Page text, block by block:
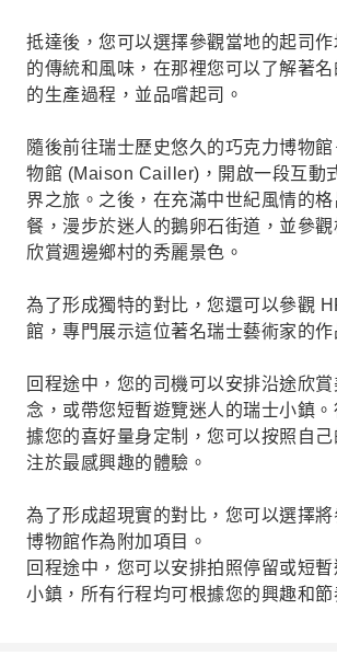
抵達後，您可以選擇參觀當地的起司
的傳統和風味，在那裡您可以了解著名
的生產過程，並品嚐起司。
隨後前往瑞士歷史悠久的巧克力博物
物館 (Maison Cailler)，開啟一段互動
界之旅。之後，在充滿中世紀風情的
餐，漫步於迷人的鵝卵石街道，並參觀
欣賞週邊鄉村的秀麗景色。
為了形成獨特的對比，您還可以參觀
館，專門展示這位著名瑞士藝術家的作
回程途中，您的司機可以安排沿途欣
念，或帶您短暫遊覽迷人的瑞士小鎮
據您的喜好量身定制，您可以按照自
注於最感興趣的體驗。
為了形成超現實的對比，您可以選擇
博物館作為附加項目。
回程途中，您可以安排拍照停留或短
小鎮，所有行程均可根據您的興趣和節